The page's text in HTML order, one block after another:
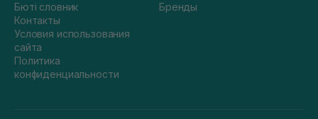
Бюті словник
Контакты
Условия использования
сайта
Политика
конфиденциальности
Бренды